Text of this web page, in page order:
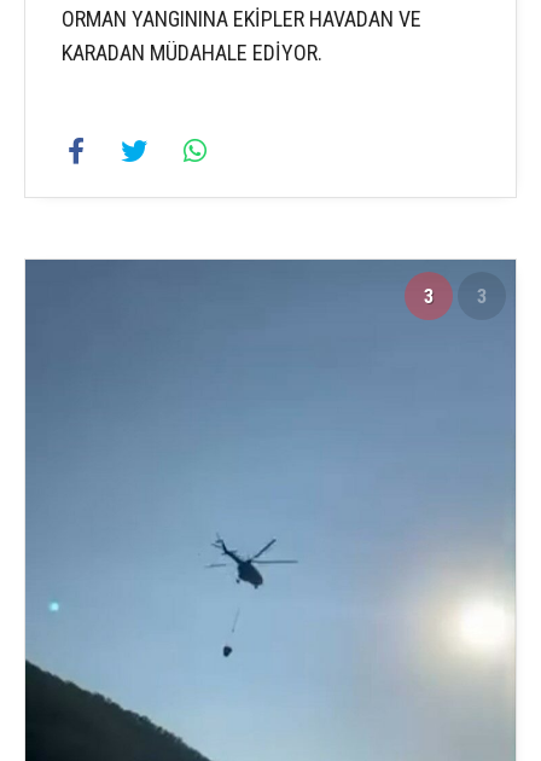
ORMAN YANGININA EKİPLER HAVADAN VE
KARADAN MÜDAHALE EDİYOR.
3 3